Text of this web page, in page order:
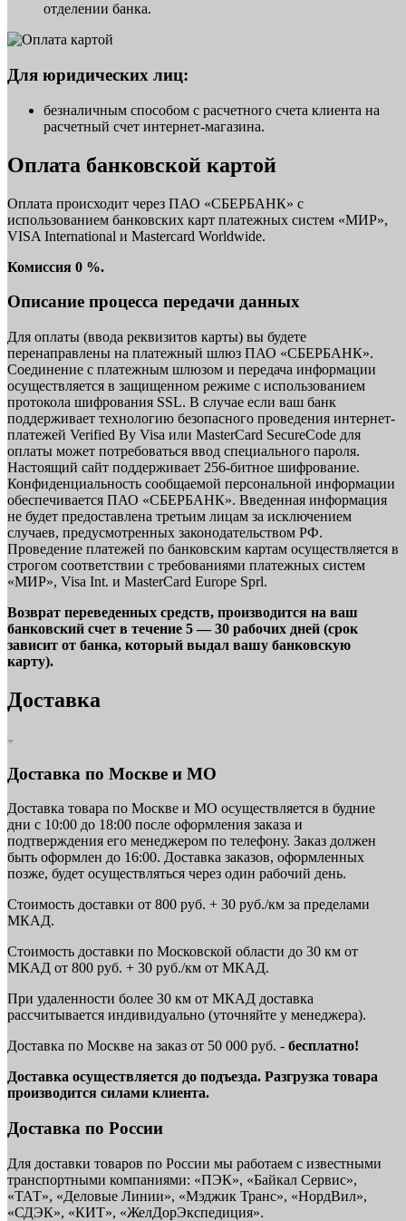
отделении банка.
Для юридических лиц:
безналичным способом с расчетного счета клиента на
расчетный счет интернет-магазина.
Оплата банковской картой
Оплата происходит через ПАО «СБЕРБАНК» с
использованием банковских карт платежных систем «МИР»,
VISA International и Mastercard Worldwide.
Комиссия 0 %.
Описание процесса передачи данных
Для оплаты (ввода реквизитов карты) вы будете
перенаправлены на платежный шлюз ПАО «СБЕРБАНК».
Соединение с платежным шлюзом и передача информации
осуществляется в защищенном режиме с использованием
протокола шифрования SSL. В случае если ваш банк
поддерживает технологию безопасного проведения интернет-
платежей Verified By Visa или MasterCard SecureCode для
оплаты может потребоваться ввод специального пароля.
Настоящий сайт поддерживает 256-битное шифрование.
Конфиденциальность сообщаемой персональной информации
обеспечивается ПАО «СБЕРБАНК». Введенная информация
не будет предоставлена третьим лицам за исключением
случаев, предусмотренных законодательством РФ.
Проведение платежей по банковским картам осуществляется в
строгом соответствии с требованиями платежных систем
«МИР», Visa Int. и MasterCard Europe Sprl.
Возврат переведенных средств, производится на ваш
банковский счет в течение 5 — 30 рабочих дней (срок
зависит от банка, который выдал вашу банковскую
карту).
Доставка
Доставка по Москве и МО
Доставка товара по Москве и МО осуществляется в будние
дни с 10:00 до 18:00 после оформления заказа и
подтверждения его менеджером по телефону. Заказ должен
быть оформлен до 16:00. Доставка заказов, оформленных
позже, будет осуществляться через один рабочий день.
Стоимость доставки от 800 руб. + 30 руб./км за пределами
МКАД.
Стоимость доставки по Московской области до 30 км от
МКАД от 800 руб. + 30 руб./км от МКАД.
При удаленности более 30 км от МКАД доставка
рассчитывается индивидуально (уточняйте у менеджера).
Доставка по Москве на заказ от 50 000 руб. - бесплатно!
Доставка осуществляется до подъезда. Разгрузка товара
производится силами клиента.
Доставка по России
Для доставки товаров по России мы работаем с известными
транспортными компаниями: «ПЭК», «Байкал Сервис»,
«ТАТ», «Деловые Линии», «Мэджик Транс», «НордВил»,
«СДЭК», «КИТ», «ЖелДорЭкспедиция».